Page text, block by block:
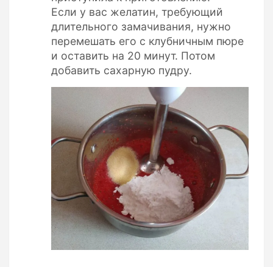
Если у вас желатин, требующий
длительного замачивания, нужно
перемешать его с клубничным пюре
и оставить на 20 минут. Потом
добавить сахарную пудру.